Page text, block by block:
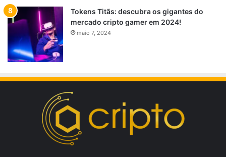
Tokens Titãs: descubra os gigantes do
mercado cripto gamer em 2024!
maio 7, 2024